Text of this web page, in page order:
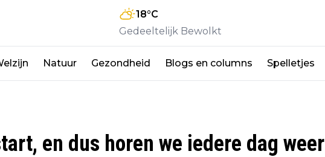
18°C
Gedeeltelijk Bewolkt
Natuur Gezondheid Blogs en columns Spelletjes
en dus horen we iedere dag weer